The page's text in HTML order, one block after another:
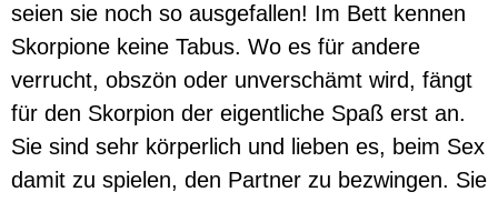
seien sie noch so ausgefallen! Im Bett kennen
Skorpione keine Tabus. Wo es für andere
verrucht, obszön oder unverschämt wird, fängt
für den Skorpion der eigentliche Spaß erst an.
Sie sind sehr körperlich und lieben es, beim Sex
damit zu spielen, den Partner zu bezwingen. Sie